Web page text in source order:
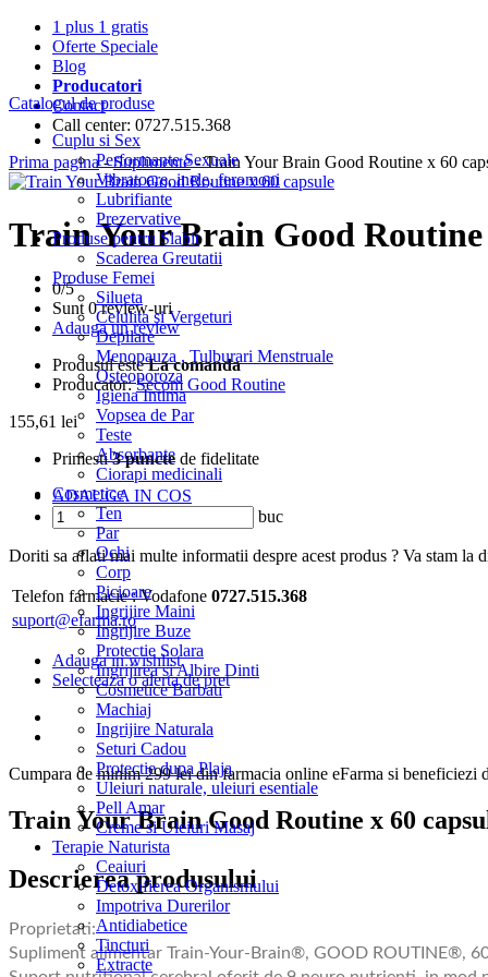
1 plus 1 gratis
Oferte Speciale
Blog
Producatori
Contact
Call center: 0727.515.368
Catalogul de produse
Cuplu si Sex
Performante Sexuale
Vibratoare, inele, feromoni
Lubrifiante
Prezervative
Produse pentru Slabit
Scaderea Greutatii
Produse Femei
Silueta
Celulita si Vergeturi
Depilare
Menopauza , Tulburari Menstruale
Osteoporoza
Igiena Intima
Vopsea de Par
Teste
Absorbante
Ciorapi medicinali
Cosmetice
Ten
Par
Ochi
Corp
Picioare
Ingrijire Maini
Ingrijire Buze
Protectie Solara
Ingrijirea si Albire Dinti
Cosmetice Barbati
Machiaj
Ingrijire Naturala
Seturi Cadou
Protectie dupa Plaja
Uleiuri naturale, uleiuri esentiale
Pell Amar
Creme si Uleiuri Masaj
Terapie Naturista
Ceaiuri
Detoxifierea Organismului
Impotriva Durerilor
Antidiabetice
Tincturi
Extracte
Prima pagina-Suplimente- Train Your Brain Good Routine x 60
Train Your Brain Good Routine
0/5
Sunt 0 review-uri
Adauga un review
Produsul esteLa comanda
Producator:Secom Good Routine
155,61 lei
Primesti3 puncte de fidelitate
ADAUGA IN COS
buc
Doriti sa aflati mai multe informatii despre acest produs ? Va stam la
Telefon farmacie : Vodafone 0727.515.368
suport@efarma.ro
Adauga in wishlist
Selecteaza o alerta de pret
Cumpara de minim 299 leidin farmacia online eFarma si beneficiezi
Train Your Brain Good Routine x 60
Descrierea produsului
Proprietati:
Supliment alimentar Train-Your-Brain®, GOOD ROUTINE®,